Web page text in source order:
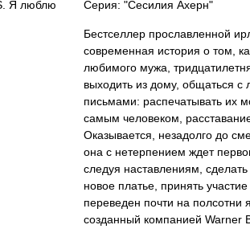
Серия: "Сесилия Ахерн"
Бестселлер прославленной
современная история о том,
любимого мужа,
выходить из дому, общаться с
письмами: распечатывать их
самым человеком,
Оказывается, незадолго до
она с нетерпением ждет
следуя наставлениям,
новое платье, принять
переведен почти на
созданный компанией Warner